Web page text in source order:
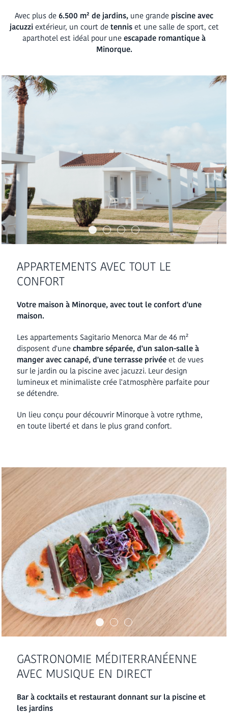
Avec plus de6.500 m² de jardins, une grande piscine avec
jacuzziextérieur, un court detenniset une salle de sport, cet
aparthotel est idéal pour uneescapade romantique à
Minorque.
APPARTEMENTS AVEC TOUT LE
CONFORT
Votre maison à Minorque, avec tout le confort d'une
maison.
Les appartements Sagitario Menorca Mar de 46 m²
disposent d'unechambre séparée, d'un salon-salle à
manger avec canapé, d'une terrasse privéeet de vues
sur le jardin ou la piscine avec jacuzzi. Leur design
lumineux et minimaliste crée l'atmosphère parfaite pour
se détendre.
Un lieu conçu pour découvrir Minorque à votre rythme,
en toute liberté et dans le plus grand confort.
GASTRONOMIE MÉDITERRANÉENNE
AVEC MUSIQUE EN DIRECT
Bar à cocktails et restaurant donnant sur la piscine et
les jardins